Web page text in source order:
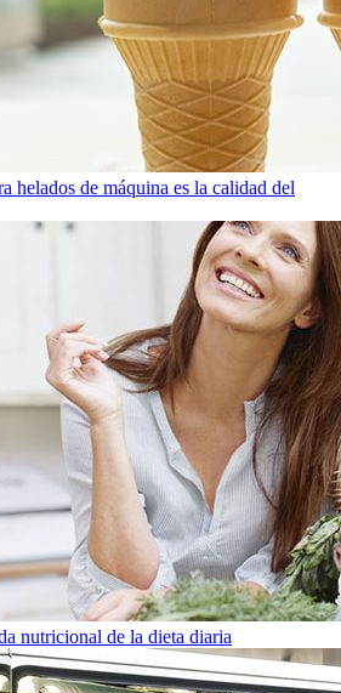
helados de máquina es la calidad del
nutricional de la dieta diaria